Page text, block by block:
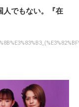
人でもない。『在